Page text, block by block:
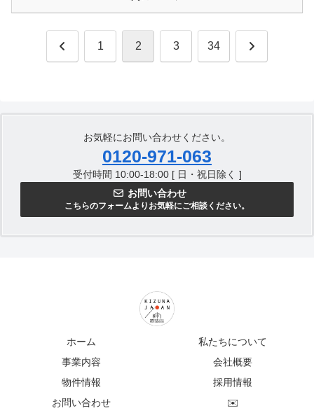
前 1 2 3 34 次
お気軽にお問い合わせください。
0120-971-063
受付時間 10:00-18:00 [ 日・祝日除く ]
お問い合わせ
こちらのフォームよりお気軽にご相談ください。
ホーム
私たちについて
事業内容
会社概要
物件情報
採用情報
お問い合わせ
✉️